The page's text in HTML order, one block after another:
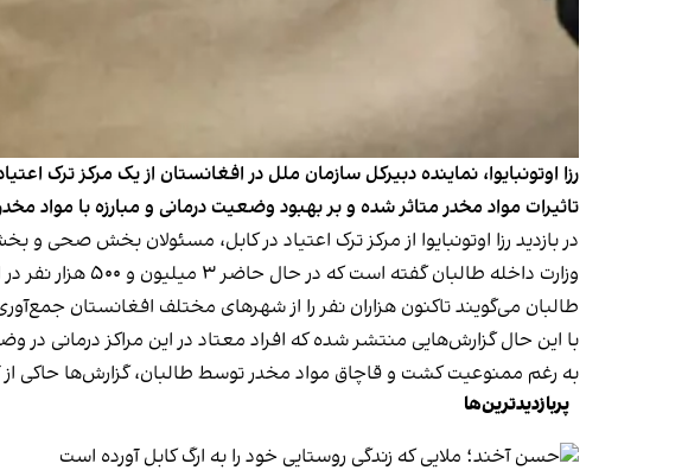
رزا اوتونبایوا، نماینده دبیرکل سازمان ملل در افغانستان از یک مرکز ترک
تاثیرات مواد مخدر متاثر شده و بر بهبود وضعیت درمانی و مبارزه با مواد
در بازدید رزا اوتونبایوا از مرکز ترک اعتیاد در کابل، مسئولان بخش صحی
وزارت داخله طالبان گفته است که در حال حاضر ۳ میلیون و ۵۰۰ هزار نفر در افغانستان معتاد به مواد مخدر هستند.
طالبان می‌گویند تاکنون هزاران نفر را از شهرهای مختلف افغانستان جمع‌آوری
با این حال گزارش‌هایی منتشر شده که افراد معتاد در این مراکز درمانی در
به رغم ممنوعیت کشت و قاچاق مواد مخدر توسط طالبان، گزارش‌ها حاکی
پربازدیدترین‌ها